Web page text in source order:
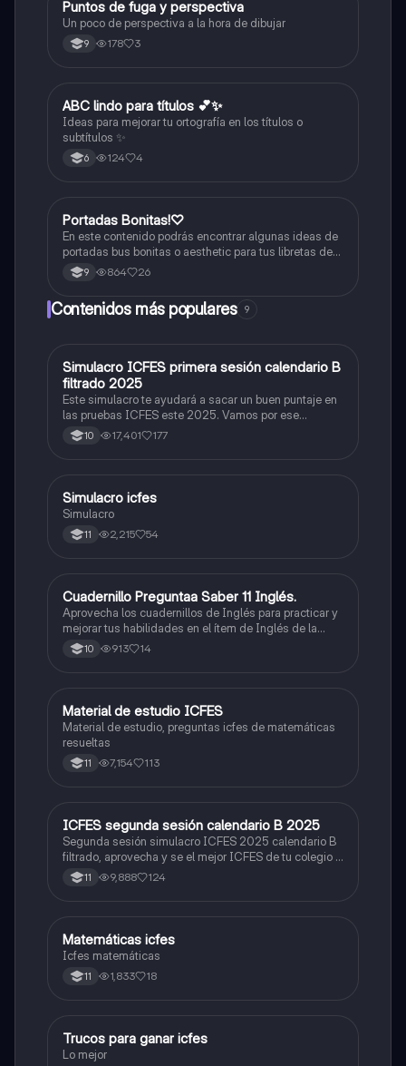
Artes
Puntos de fuga y perspectiva
Un poco de perspectiva a la hora de dibujar
9 178 3
Lengua Castellana
ABC lindo para títulos 💕✨
Ideas para mejorar tu ortografía en los títulos o
subtítulos ✨
6 124 4
Artes
Portadas Bonitas!♡
En este contenido podrás encontrar algunas ideas de
portadas bus bonitas o aesthetic para tus libretas de
apuntes!
9 864 26
Contenidos más populares 9
ICFES: Matemáticas
Simulacro ICFES primera sesión calendario B
filtrado 2025
Este simulacro te ayudará a sacar un buen puntaje en
las pruebas ICFES este 2025. Vamos por ese
500/500. Y poder ser admitido en la universidad que
quieras, estudiar la carrera que quieres y no la que te
10 17,401 177
ICFES: Lectura Crítica
Simulacro icfes
Simulacro
11 2,215 54
ICFES: Inglés
Cuadernillo Preguntaa Saber 11 Inglés.
Aprovecha los cuadernillos de Inglés para practicar y
mejorar tus habilidades en el ítem de Inglés de la
Prueba Saber 11. 🫡
10 913 14
ICFES: Matemáticas
Material de estudio ICFES
Material de estudio, preguntas icfes de matemáticas
resueltas
11 7,154 113
ICFES: Lectura Crítica
ICFES segunda sesión calendario B 2025
Segunda sesión simulacro ICFES 2025 calendario B
filtrado, aprovecha y se el mejor ICFES de tu colegio y
poder ingresar a universidad, y estudiar aquella
carrera con la que tanto sueñas.
11 9,888 124
ICFES: Matemáticas
Matemáticas icfes
Icfes matemáticas
11 1,833 18
Química
Trucos para ganar icfes
Lo mejor